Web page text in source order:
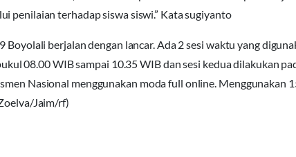
penilaian terhadap siswa siswi.” Kata sugiyanto
Boyolali berjalan dengan lancar. Ada 2 sesi waktu yang
08.00 WIB sampai 10.35 WIB dan sesi kedua dilakukan
Nasional menggunakan moda full online. Menggunakan
Jaim/rf)